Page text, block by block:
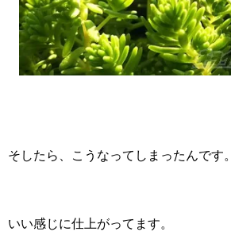
そしたら、こうなってしまったんです。
いい感じに仕上がってます。